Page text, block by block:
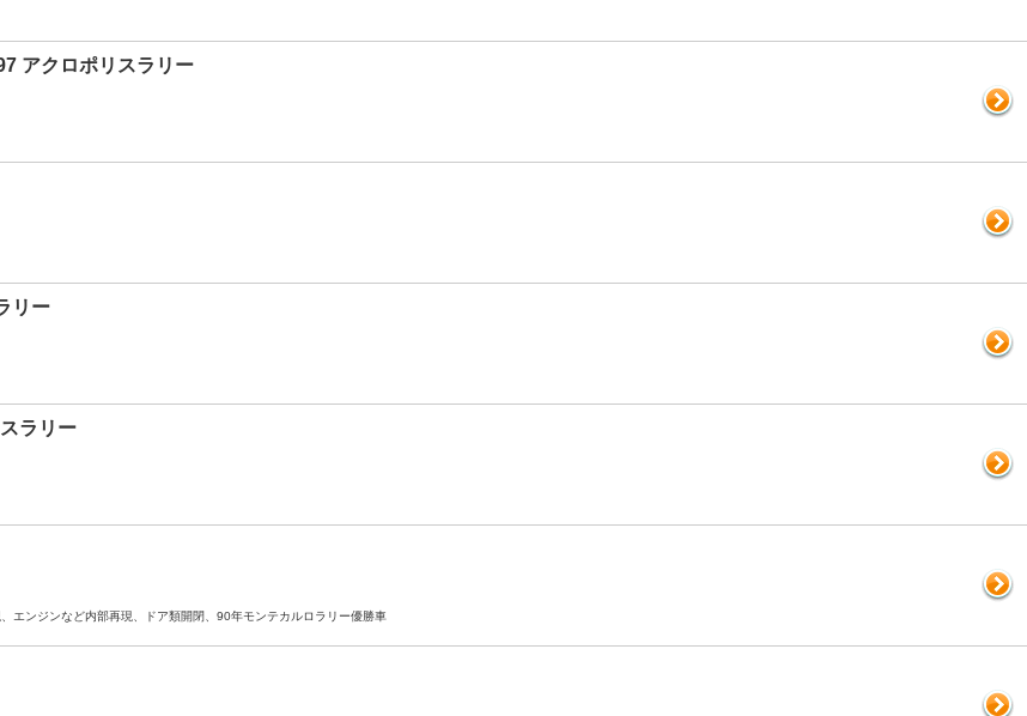
アクロポリスラリー
リー
ラリー
エンジンなど内部再現、ドア類開閉、90年モンテカルロラリー優勝車